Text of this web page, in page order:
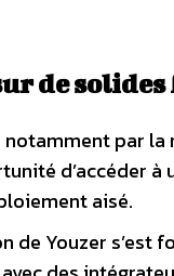
de
notamment par
d’accéder
aisé.
de Youzer s’est